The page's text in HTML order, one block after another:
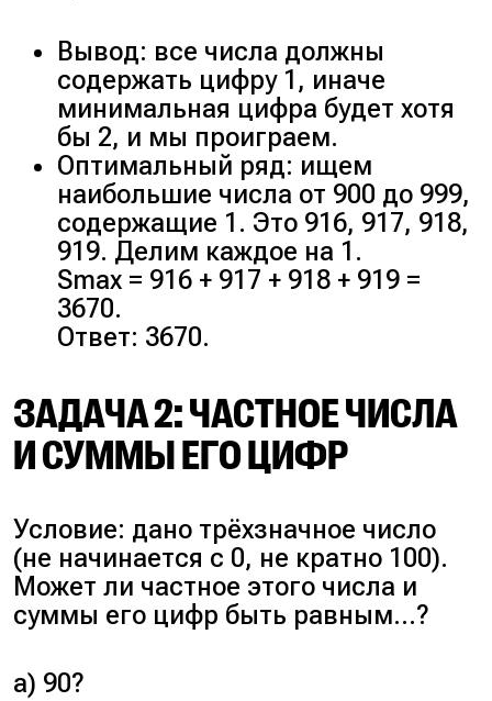
Вывод: все числа должны
содержать цифру 1, иначе
минимальная цифра будет хотя
бы 2, и мы проиграем.
Оптимальный ряд: ищем
наибольшие числа от 900 до 999,
содержащие 1. Это 916, 917, 918,
919. Делим каждое на 1.
Smax = 916 + 917 + 918 + 919 =
3670.
Ответ: 3670.
ЗАДАЧА 2: ЧАСТНОЕ ЧИСЛА
И СУММЫ ЕГО ЦИФР
Условие: дано трёхзначное число
(не начинается с 0, не кратно 100).
Может ли частное этого числа и
суммы его цифр быть равным…?
а) 90?